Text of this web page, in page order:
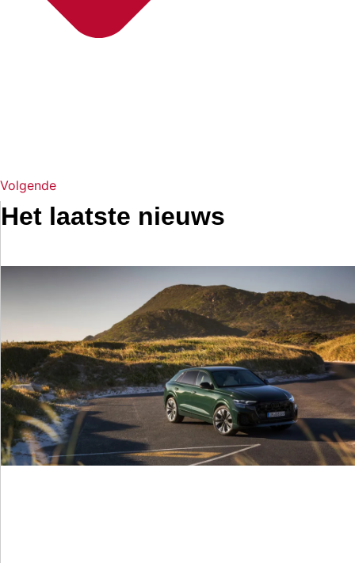
Volgende
Het laatste nieuws